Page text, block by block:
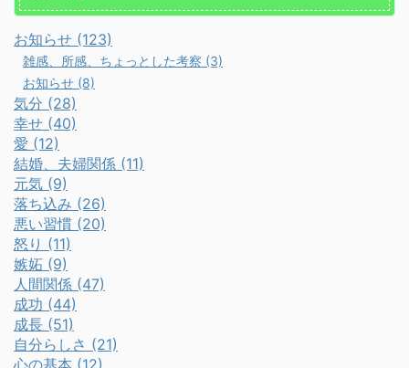
お知らせ (123)
雑感、所感、ちょっとした考察 (3)
お知らせ (8)
気分 (28)
幸せ (40)
愛 (12)
結婚、夫婦関係 (11)
元気 (9)
落ち込み (26)
悪い習慣 (20)
怒り (11)
嫉妬 (9)
人間関係 (47)
成功 (44)
成長 (51)
自分らしさ (21)
心の基本 (12)